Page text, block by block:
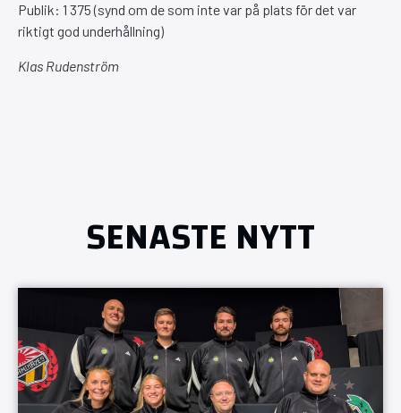
Publik: 1 375 (synd om de som inte var på plats för det var
riktigt god underhållning)
Klas Rudenström
SENASTE NYTT